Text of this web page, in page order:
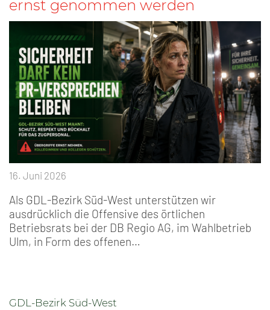
ernst genommen werden
16. Juni 2026
Als GDL-Bezirk Süd-West unterstützen wir
ausdrücklich die Offensive des örtlichen
Betriebsrats bei der DB Regio AG, im Wahlbetrieb
Ulm, in Form des offenen…
GDL-Bezirk Süd-West